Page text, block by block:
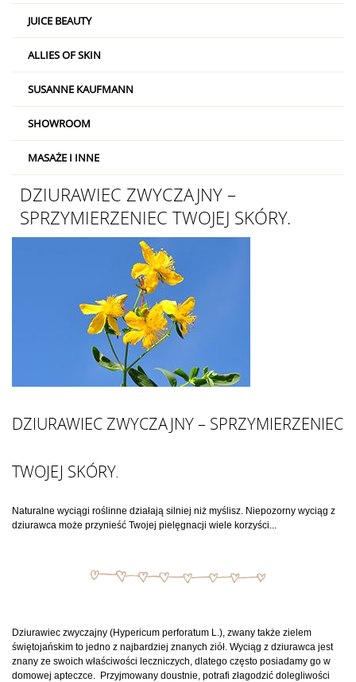
JUICE BEAUTY
ALLIES OF SKIN
SUSANNE KAUFMANN
SHOWROOM
MASAŻE I INNE
DZIURAWIEC ZWYCZAJNY –
SPRZYMIERZENIEC TWOJEJ SKÓRY.
DZIURAWIEC ZWYCZAJNY – SPRZYMIERZENIEC
TWOJEJ SKÓRY.
Naturalne wyciągi roślinne działają silniej niż myślisz. Niepozorny wyciąg z
dziurawca może przynieść Twojej pielęgnacji wiele korzyści...
Dziurawiec zwyczajny (Hypericum perforatum L.), zwany także zielem
świętojańskim to jedno z najbardziej znanych ziół. Wyciąg z dziurawca jest
znany ze swoich właściwości leczniczych, dlatego często posiadamy go w
domowej apteczce. Przyjmowany doustnie, potrafi złagodzić dolegliwości